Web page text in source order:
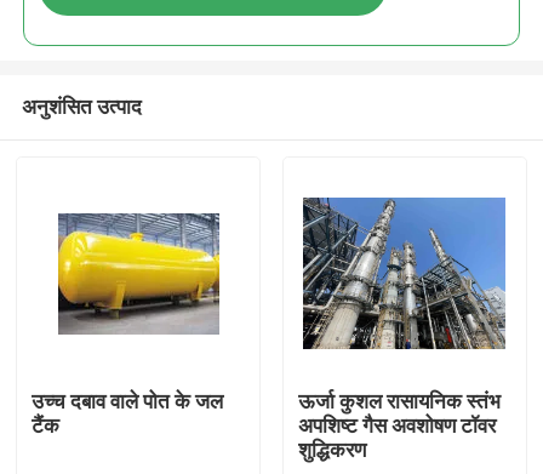
अनुशंसित उत्पाद
उच्च दबाव वाले पोत के जल
टैंक
ऊर्जा कुशल रासायनिक स्तंभ
अपशिष्ट गैस अवशोषण टॉवर
शुद्धिकरण